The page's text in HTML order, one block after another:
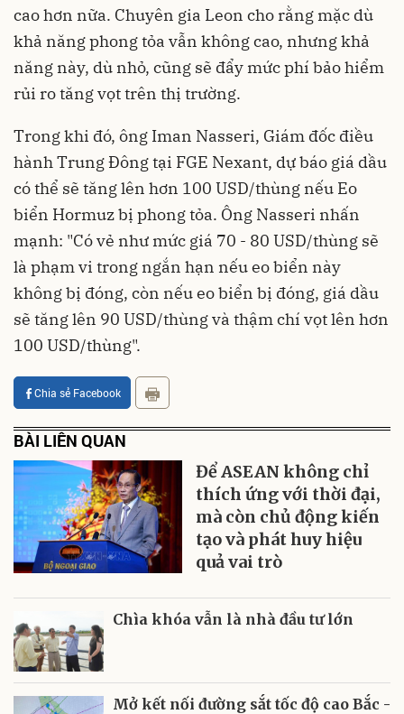
cao hơn nữa. Chuyên gia Leon cho rằng mặc dù
khả năng phong tỏa vẫn không cao, nhưng khả
năng này, dù nhỏ, cũng sẽ đẩy mức phí bảo hiểm
rủi ro tăng vọt trên thị trường.
Trong khi đó, ông Iman Nasseri, Giám đốc điều
hành Trung Đông tại FGE Nexant, dự báo giá dầu
có thể sẽ tăng lên hơn 100 USD/thùng nếu Eo
biển Hormuz bị phong tỏa. Ông Nasseri nhấn
mạnh: "Có vẻ như mức giá 70 - 80 USD/thùng sẽ
là phạm vi trong ngắn hạn nếu eo biển này
không bị đóng, còn nếu eo biển bị đóng, giá dầu
sẽ tăng lên 90 USD/thùng và thậm chí vọt lên hơn
100 USD/thùng".
Chia sẻ Facebook
BÀI LIÊN QUAN
Để ASEAN không chỉ
thích ứng với thời đại,
mà còn chủ động kiến
tạo và phát huy hiệu
quả vai trò
Chìa khóa vẫn là nhà đầu tư lớn
Mở kết nối đường sắt tốc độ cao Bắc -